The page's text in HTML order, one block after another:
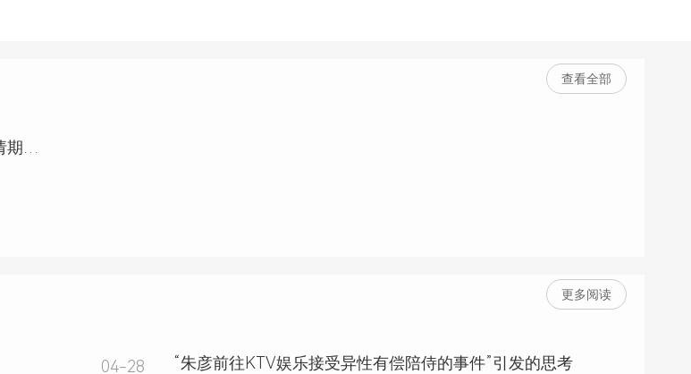
查看全部
更多阅读
04-28 “朱彦前往KTV娱乐接受异性有偿陪侍的事件”引发的思考